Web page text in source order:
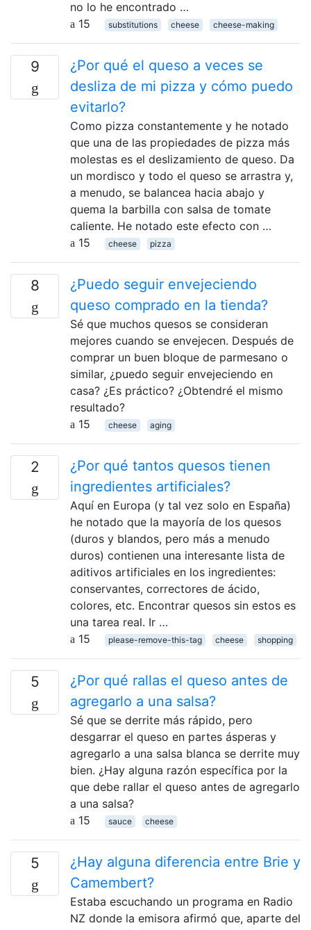
no lo he encontrado …
15
substitutions cheese cheese-making
9
¿Por qué el queso a veces se
desliza de mi pizza y cómo puedo
evitarlo?
Como pizza constantemente y he notado
que una de las propiedades de pizza más
molestas es el deslizamiento de queso. Da
un mordisco y todo el queso se arrastra y,
a menudo, se balancea hacia abajo y
quema la barbilla con salsa de tomate
caliente. He notado este efecto con …
15
cheese pizza
8
¿Puedo seguir envejeciendo
queso comprado en la tienda?
Sé que muchos quesos se consideran
mejores cuando se envejecen. Después de
comprar un buen bloque de parmesano o
similar, ¿puedo seguir envejeciendo en
casa? ¿Es práctico? ¿Obtendré el mismo
resultado?
15
cheese aging
2
¿Por qué tantos quesos tienen
ingredientes artificiales?
Aquí en Europa (y tal vez solo en España)
he notado que la mayoría de los quesos
(duros y blandos, pero más a menudo
duros) contienen una interesante lista de
aditivos artificiales en los ingredientes:
conservantes, correctores de ácido,
colores, etc. Encontrar quesos sin estos es
una tarea real. Ir …
15
please-remove-this-tag cheese shopping
5
¿Por qué rallas el queso antes de
agregarlo a una salsa?
Sé que se derrite más rápido, pero
desgarrar el queso en partes ásperas y
agregarlo a una salsa blanca se derrite muy
bien. ¿Hay alguna razón específica por la
que debe rallar el queso antes de agregarlo
a una salsa?
15
sauce cheese
5
¿Hay alguna diferencia entre Brie y
Camembert?
Estaba escuchando un programa en Radio
NZ donde la emisora ​​afirmó que, aparte del